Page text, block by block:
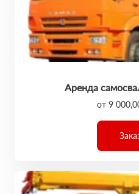
Аренда
от 9